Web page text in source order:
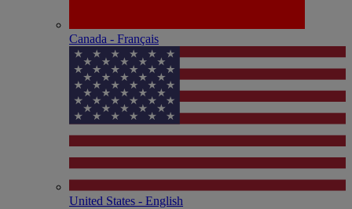
Canada - Français
United States - English